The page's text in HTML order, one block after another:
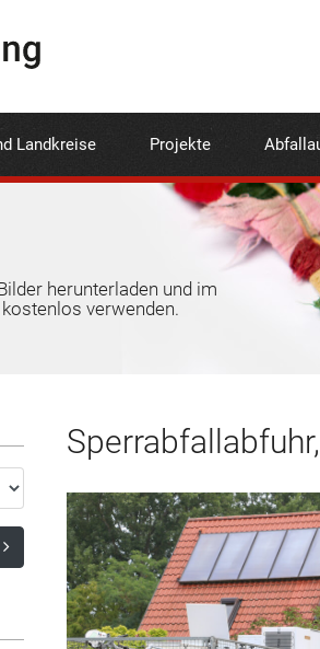
Landkreise Projekte
herunterladen und im
verwenden.